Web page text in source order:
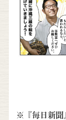
※『毎日新聞